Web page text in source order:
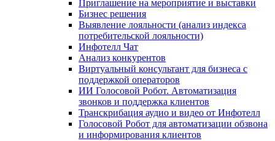
Приглашение на мероприятие и выставки
Бизнес решения
Выявление лояльности (анализ индекса
потребительской лояльности)
Инфотелл Чат
Анализ конкурентов
Виртуальный консультант для бизнеса с
поддержкой операторов
ИИ Голосовой Робот. Автоматизация
звонков и поддержка клиентов
Транскрибация аудио и видео от Инфотелл
Голосовой Робот для автоматизации обзвона
и информирования клиентов